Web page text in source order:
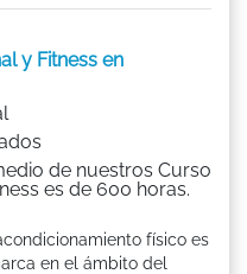
y Fitness en
de nuestros Curso
es de 600 horas.
físico es
en el ámbito del